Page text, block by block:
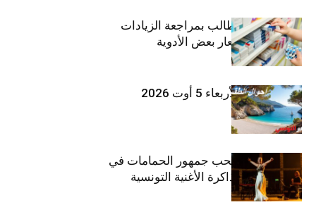
اتحاد الشغل يطالب بمراجعة الزيادات
الأخيرة في أسعار بعض الأدوية
طقس اليوم الأربعاء 5 أوت 2026
بثينة نابولي تصحب جمهور الحمامات في
“دوليشة” بين ذاكرة الأغنية التونسية
وإنتاجها الجديد